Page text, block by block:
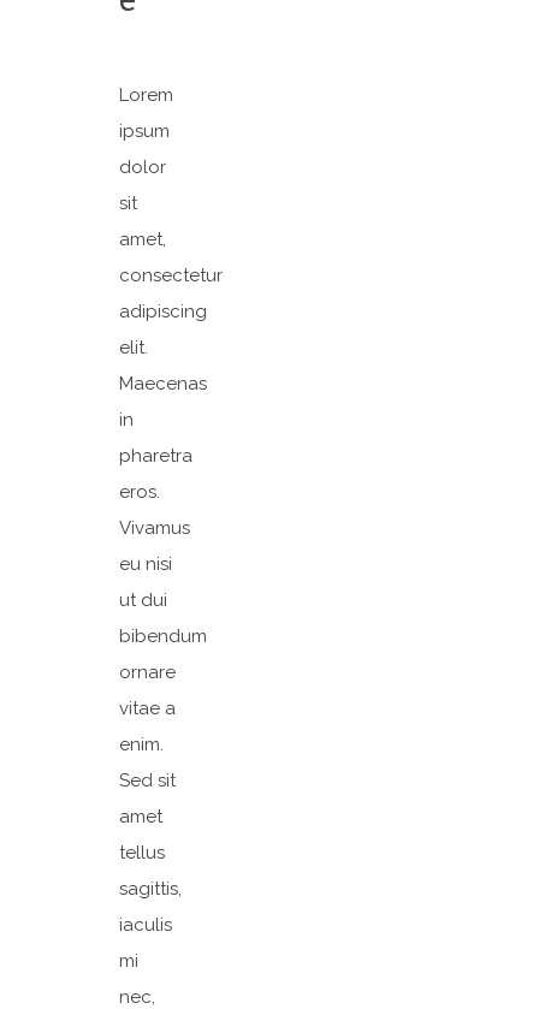
Lorem
ipsum
dolor
sit
amet,
consectetur
adipiscing
elit.
Maecenas
in
pharetra
eros.
Vivamus
eu nisi
ut dui
bibendum
ornare
vitae a
enim.
Sed sit
amet
tellus
sagittis,
iaculis
mi
nec,